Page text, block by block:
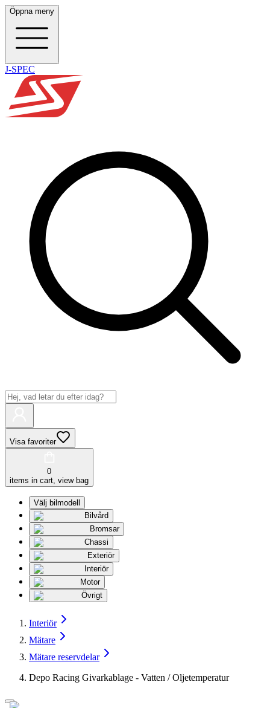
Öppna meny
J-SPEC
Visa favoriter
0
items in cart, view bag
Välj bilmodell
Bilvård
Bromsar
Chassi
Exteriör
Interiör
Motor
Övrigt
Interiör
Mätare
Mätare reservdelar
Depo Racing Givarkablage - Vatten / Oljetemperatur